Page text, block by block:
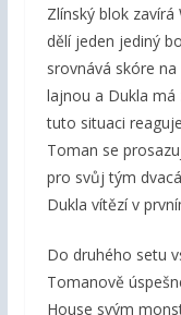
Zlínský blok
dělí jeden jediný
srovnává skóre
lajnou a Dukla má
tuto situaci
Toman se
pro svůj tým
Dukla vítězí v
Do druhého setu
Tomanově
House svým